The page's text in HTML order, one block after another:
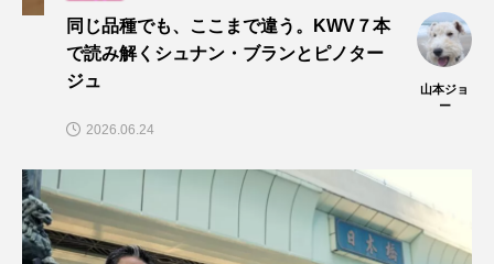
同じ品種でも、ここまで違う。KWV７本
で読み解くシュナン・ブランとピノター
ジュ
山本ジョ
ー
2026.06.24